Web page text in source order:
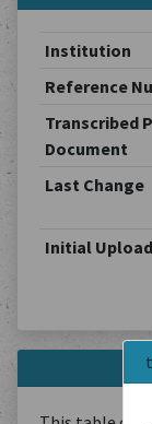
Institution
Reference
Transcribed
Document
Last Change
Initial Upload